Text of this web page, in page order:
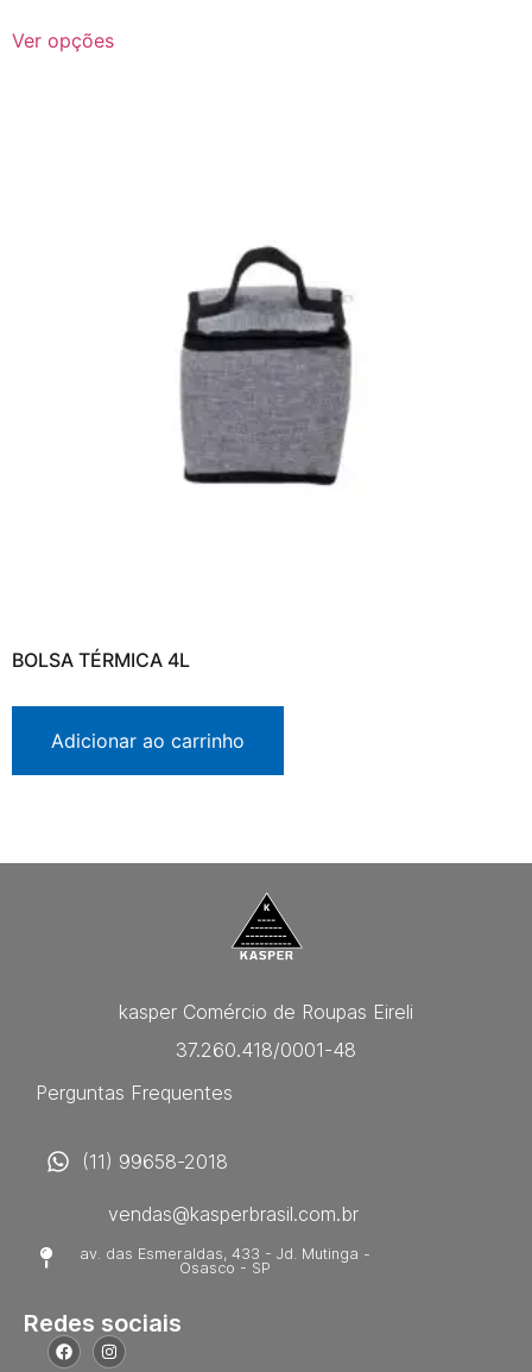
Ver opções
BOLSA TÉRMICA 4L
Adicionar ao carrinho
kasper Comércio de Roupas Eireli
37.260.418/0001-48
Perguntas Frequentes
(11) 99658-2018
vendas@kasperbrasil.com.br
av. das Esmeraldas, 433 - Jd. Mutinga -
Osasco - SP
Redes sociais